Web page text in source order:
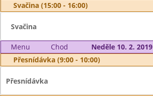
Svačina (15:00 - 16:00)
Svačina
Menu Chod
Neděle 10. 2. 2019
Přesnídávka (9:00 - 10:00)
Přesnídávka